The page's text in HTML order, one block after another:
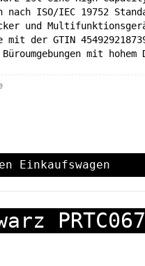
ISO/IEC 19752
und
mit der GTIN
mit hohem
Einkaufswagen